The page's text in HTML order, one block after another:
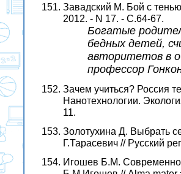
Завадский М. Бой с
2012. - N 17. - С.64-67.
Богатые
бедных детей,
авторитетов в
профессор
Зачем учиться? Россия
Нанотехнологии.
11.
Золотухина Д. Выбрать
Г.Тарасевич // Русский
Игошев Б.М.